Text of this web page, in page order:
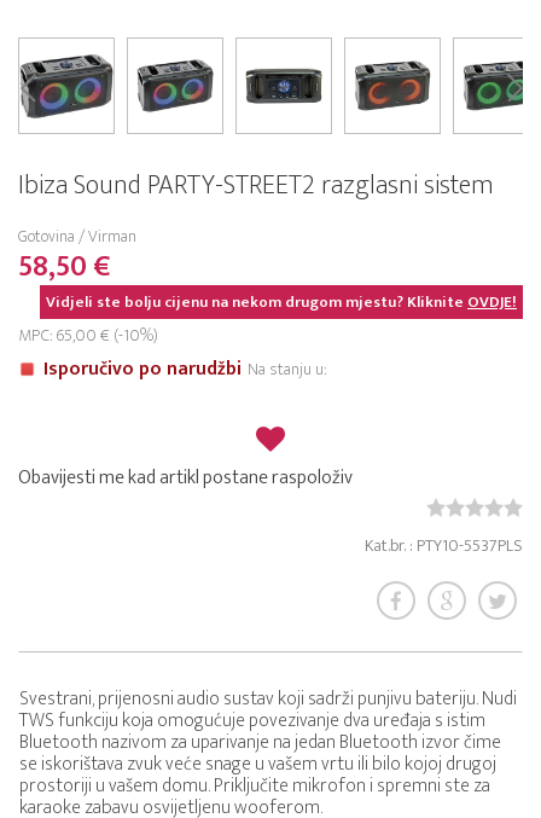
Ibiza Sound PARTY-STREET2 razglasni sistem
Gotovina / Virman
58,50 €
Vidjeli ste bolju cijenu na nekom drugom mjestu? KlikniteOVDJE!
MPC: 65,00 € (-10%)
Isporučivo po narudžbi Na stanju u:
Obavijesti me kad artikl postane raspoloživ
Kat.br. : PTY10-5537PLS
Svestrani, prijenosni audio sustav koji sadrži punjivu bateriju. Nudi
TWS funkciju koja omogućuje povezivanje dva uređaja s istim
Bluetooth nazivom za uparivanje na jedan Bluetooth izvor čime
se iskorištava zvuk veće snage u vašem vrtu ili bilo kojoj drugoj
prostoriji u vašem domu. Priključite mikrofon i spremni ste za
karaoke zabavu osvijetljenu wooferom.